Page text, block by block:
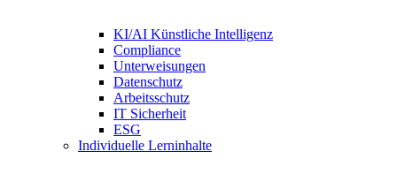
KI/AI Künstliche Intelligenz
Compliance
Unterweisungen
Datenschutz
Arbeitsschutz
IT Sicherheit
ESG
Individuelle Lerninhalte